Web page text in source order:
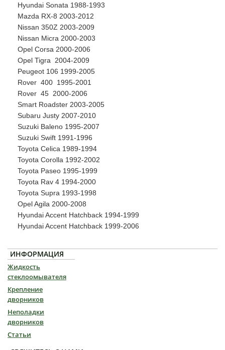
Hyundai Sonata 1988-1993
Mazda RX-8 2003-2012
Nissan 350Z 2003-2009
Nissan Micra 2000-2003
Opel Corsa 2000-2006
Opel Tigra 2004-2009
Peugeot 106 1999-2005
Rover 400 1995-2001
Rover 45 2000-2006
Smart Roadster 2003-2005
Subaru Justy 2007-2010
Suzuki Baleno 1995-2007
Suzuki Swift 1991-1996
Toyota Celica 1989-1994
Toyota Corolla 1992-2002
Toyota Paseo 1995-1999
Toyota Rav 4 1994-2000
Toyota Supra 1993-1998
Opel Agila 2000-2008
Hyundai Accent Hatchback 1994-1999
Hyundai Accent Hatchback 1999-2006
ИНФОРМАЦИЯ
Жидкость
стеклоомывателя
Крепление
дворников
Неполадки
дворников
Статьи